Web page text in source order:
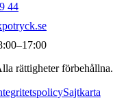
44
rättigheter förbehållna.
Sajtkarta